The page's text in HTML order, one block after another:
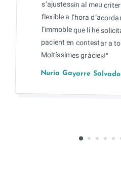
Moltíssimes gràcies!”
Nuria Gayarre Salvado